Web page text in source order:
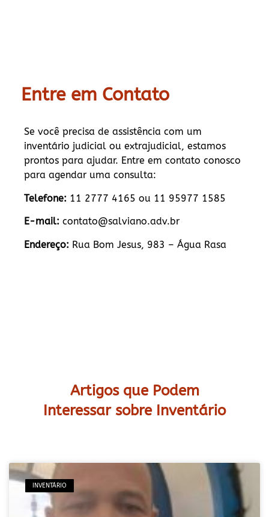
Entre em Contato
Se você precisa de assistência com um
inventário judicial ou extrajudicial, estamos
prontos para ajudar. Entre em contato conosco
para agendar uma consulta:
Telefone: 11 2777 4165 ou 11 95977 1585
E-mail: contato@salviano.adv.br
Endereço: Rua Bom Jesus, 983 – Água Rasa
Artigos que Podem
Interessar sobre Inventário
INVENTÁRIO